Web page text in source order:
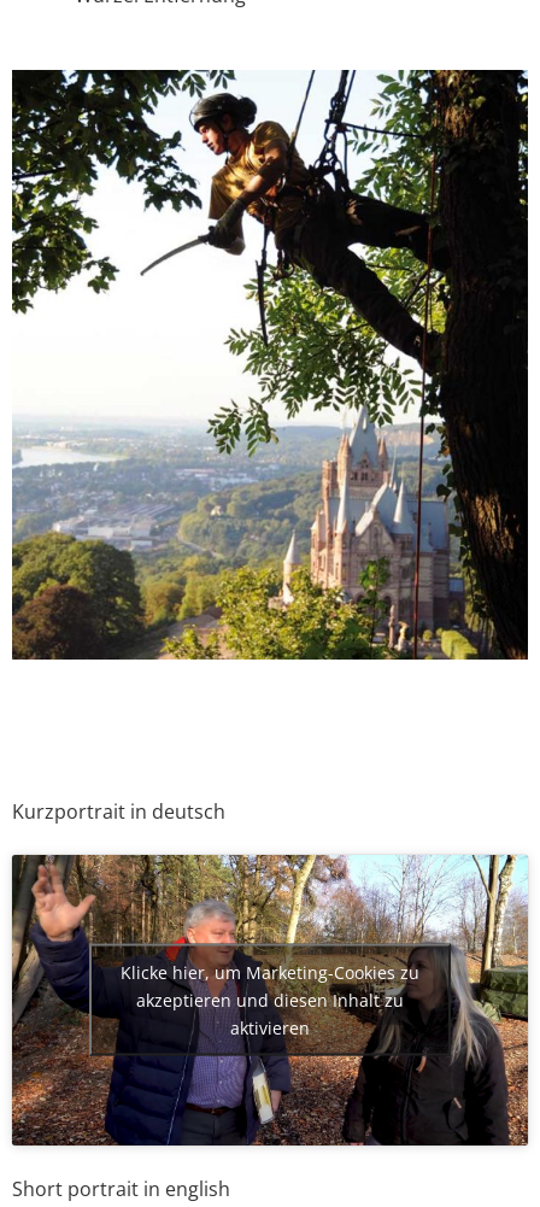
Kurzportrait in deutsch
Klicke hier, um Marketing-Cookies zu
akzeptieren und diesen Inhalt zu
aktivieren
Short portrait in english